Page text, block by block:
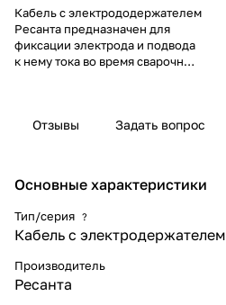
Кабель с электрододержателем
Ресанта предназначен для
фиксации электрода и подвода
к нему тока во время сварочных
прикосновения. Длина — 3 м.
Отзывы Задать вопрос
Основные характеристики
Тип/серия ?
Кабель с электродержателем
Производитель
Ресанта